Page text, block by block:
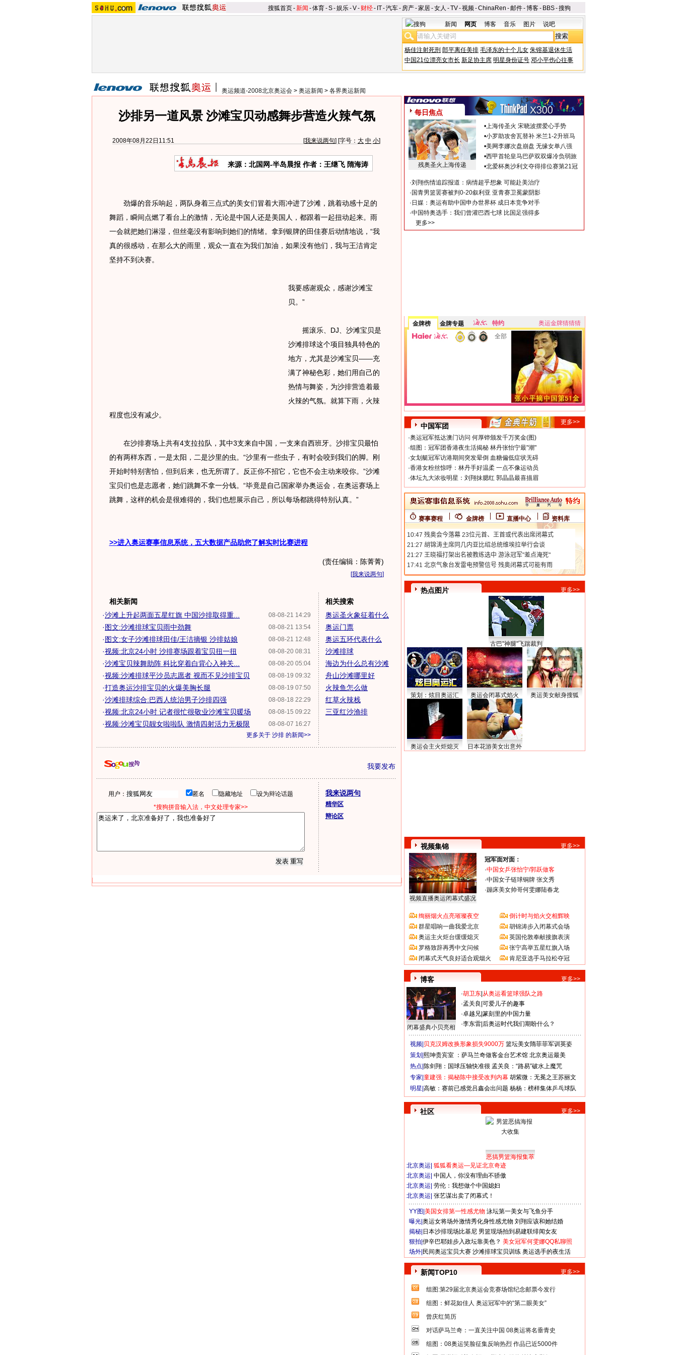
搜狐首页-新闻 -体育-S-娱乐-V- 财经- IT-汽车- 房产-家居-女人 -TV-视频-ChinaRen -邮件-博客- BBS-搜狗
新闻 网页 博客 音乐 图片 说吧
杨佳注射死刑 郎平离任美排 毛泽东的十个儿女 朱镕基退休生活
中国21位漂亮女市长 新足协主席 明星身份证号 邓小平伤心往事
奥运频道-2008北京奥运会 > 奥运新闻 > 各界奥运新闻
沙排另一道风景 沙滩宝贝动感舞步营造火辣气氛
2008年08月22日11:51 [我来说两句] [字号： 大 中 小]
来源：北国网-半岛晨报 作者：王继飞 隋海涛
劲爆的音乐响起，两队身着三点式的美女们冒着大雨冲进了沙滩，跳着动感十足的
舞蹈，瞬间点燃了看台上的激情，无论是中国人还是美国人，都跟着一起扭动起来。雨
一会就把她们淋湿，但丝毫没有影响到她们的情绪。拿到银牌的田佳赛后动情地说，“我
真的很感动，在那么大的雨里，观众一直在为我们加油，如果没有他们，我与王洁肯定
坚持不到决赛。
我要感谢观众，感谢沙滩宝
贝。”
摇滚乐、DJ、沙滩宝贝是
沙滩排球这个项目独具特色的
地方，尤其是沙滩宝贝——充
满了神秘色彩，她们用自己的
热情与舞姿，为沙排营造着最
火辣的气氛。就算下雨，火辣
程度也没有减少。
在沙排赛场上共有4支拉拉队，其中3支来自中国，一支来自西班牙。沙排宝贝最怕
的有两样东西，一是太阳，二是沙里的虫。“沙里有一些虫子，有时会咬到我们的脚。刚
开始时特别害怕，但到后来，也无所谓了。反正你不招它，它也不会主动来咬你。”沙滩
宝贝们也是志愿者，她们跳舞不拿一分钱。“毕竟是自己国家举办奥运会，在奥运赛场上
跳舞，这样的机会是很难得的，我们也想展示自己，所以每场都跳得特别认真。”
>>进入奥运赛事信息系统，五大数据产品助您了解实时比赛进程
(责任编辑：陈菁菁)
[我来说两句]
相关新闻
08-08-21 14:29
·沙滩上升起两面五星红旗 中国沙排取得重...
08-08-21 13:54
·图文:沙滩排球宝贝雨中劲舞
08-08-21 12:48
·图文:女子沙滩排球田佳/王洁摘银 沙排姑娘
08-08-20 08:31
·视频:北京24小时 沙排赛场跟着宝贝扭一扭
08-08-20 05:04
·沙滩宝贝辣舞助阵 科比穿着白背心入神关...
08-08-19 09:32
·视频:沙滩排球平沙员志愿者 视而不见沙排宝贝
08-08-19 07:50
·打造奥运沙排宝贝的火爆美胸长腿
08-08-18 22:29
·沙滩排球综合:巴西人统治男子沙排四强
08-08-15 09:22
·视频:北京24小时 记者很忙很敬业沙滩宝贝暖场
08-08-07 16:27
·视频:沙滩宝贝靓女啦啦队 激情四射活力无极限
更多关于 沙排 的新闻>>
相关搜索
奥运圣火象征着什么
奥运门票
奥运五环代表什么
沙滩排球
海边为什么总有沙滩
舟山沙滩哪里好
火辣鱼怎么做
红草火辣栈
三亚红沙渔排
我要发布
用户： 匿名 隐藏地址
设为辩论话题
*搜狗拼音输入法，中文处理专家>>
我来说两句
精华区
辩论区
每日焦点
残奥圣火上海传递
•上海传圣火 宋晓波摆爱心手势
•小罗助攻舍瓦替补 米兰1-2升班马
•美网李娜次盘崩盘 无缘女单八强
•西甲首轮皇马巴萨双双爆冷负弱旅
•北爱杯奥沙利文夺得排位赛第21冠
·刘翔伤情追踪报道：病情超乎想象 可能赴美治疗
· 国青男篮罢赛被判0-20叙利亚 亚青赛卫冕蒙阴影
· 日媒：奥运有助中国申办世界杯 成日本竞争对手
·中国特奥选手：我们曾灌巴西七球 比国足强得多
更多>>
金牌榜 金牌专题 特约
奥运金牌猜猜猜
全部
中国军团
更多>>
·奥运冠军抵达澳门访问 何厚铧颁发千万奖金(图)
·组图：冠军团香港夜生活揭秘 林丹张怡宁最"潮"
·女划艇冠军访港期间突发晕倒 血糖偏低症状无碍
·香港女粉丝惊呼：林丹手好温柔 一点不像运动员
·体坛九大浓妆明星：刘翔抹腮红 郭晶晶最喜描眉
赛事赛程 金牌榜 直播中心 资料库
热点图片 更多>>
古巴"神腿"飞踹裁判
策划：炫目奥运汇 奥运会闭幕式焰火 奥运美女献身搜狐
奥运会主火炬熄灭 日本花游美女出意外
视频集锦 更多>>
视频直播奥运闭幕式盛况
冠军面对面：
·中国女乒张怡宁/郭跃做客
·中国女子链球铜牌 张文秀
·蹦床美女帅哥何雯娜陆春龙
绚丽烟火点亮璀璨夜空
群星唱响一曲我爱北京
奥运主火炬台缓缓熄灭
罗格致辞再秀中文问候
闭幕式天气良好适合观烟火
倒计时与焰火交相辉映
胡锦涛步入闭幕式会场
英国伦敦奉献接旗表演
张宁高举五星红旗入场
肯尼亚选手马拉松夺冠
博客 更多>>
闭幕盛典小贝亮相
·胡卫东 从奥运看篮球强队之路
·孟关良 可爱儿子的趣事
·卓越兄 篆刻里的中国力量
·李东雷 后奥运时代我们期盼什么？
视频| 贝克汉姆改换形象损失9000万 篮坛美女隋菲菲军训英姿
策划| 熙坤贵宾室 ：萨马兰奇做客金台艺术馆 北京奥运最美
热点| 陈剑翔：国球压轴快准很 孟关良：“路易”破水上魔咒
专家| 童建强：揭秘陈中接受改判内幕 胡紫微：无冕之王苏丽文
明星| 高敏：赛前已感觉吕鑫会出问题 杨杨：榜样集体乒乓球队
社区 更多>>
恶搞男篮海报集萃
北京奥运 狐狐看奥运—见证北京奇迹
北京奥运 中国人，你没有理由不骄傲
北京奥运 劳伦：我想做个中国媳妇
北京奥运 张艺谋出卖了闭幕式！
YY图| 美国女排第一性感尤物 泳坛第一美女与飞鱼分手
曝光| 奥运女将场外激情秀化身性感尤物 刘翔应该和她结婚
揭秘| 日本沙排现场比基尼 男篮现场拍到易建联绯闻女友
狠拍| 伊辛巴耶娃步入政坛靠美色？ 美女冠军何雯娜QQ私聊照
场外| 民间奥运宝贝大赛 沙滩排球宝贝训练 奥运选手的夜生活
新闻TOP10 更多>>
组图:第29届北京奥运会竞赛场馆纪念邮票今发行
组图：鲜花如佳人 奥运冠军中的“第二眼美女”
曾庆红简历
对话萨马兰奇：一直关注中国 08奥运将名垂青史
组图：08奥运笑脸征集反响热烈 作品已近5000件